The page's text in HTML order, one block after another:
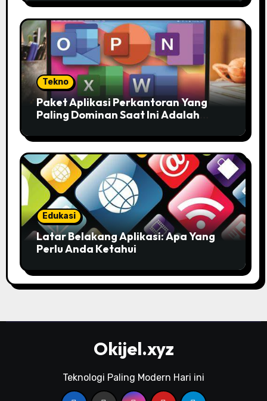
Tekno
Paket Aplikasi Perkantoran Yang
Paling Dominan Saat Ini Adalah
Anda!
Edukasi
Latar Belakang Aplikasi: Apa Yang
Perlu Anda Ketahui
Okijel.xyz
Teknologi Paling Modern Hari ini